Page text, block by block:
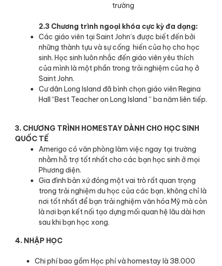
trường
2.3 Chương trình ngoại khóa cực kỳ đa dạng:
Các giáo viên tại Saint John’s được biết đến bởi
những thành tựu và sự cống hiến của họ cho học
sinh. Học sinh luôn nhắc đến giáo viên yêu thích
của mình là một phần trong trải nghiệm của họ ở
Saint John.
Cư dân Long Island đã bình chọn giáo viên Regina
Hall “Best Teacher on Long Island ” ba năm liên tiếp.
3. CHƯƠNG TRÌNH HOMESTAY DÀNH CHO HỌC SINH
QUỐC TẾ
Amerigo có văn phòng làm việc ngay tại trường
nhằm hỗ trợ tốt nhất cho các bạn học sinh ở mọi
Phương diện.
Gia đình bản xứ đóng một vai trò rất quan trọng
trong trải nghiệm du học của các bạn, không chỉ là
nơi tốt nhất để bạn trải nghiệm văn hóa Mỹ mà còn
là nơi bạn kết nối tạo dựng mối quan hệ lâu dài hơn
sau khi bạn học xong.
4. NHẬP HỌC
Chi phí bao gồm Học phí và homestay là 38.000